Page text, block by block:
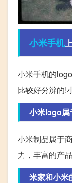
小米手机
小米手机的
比较好分辨的!
小米logo属
小米制品属于
力，丰富的产
米家和小